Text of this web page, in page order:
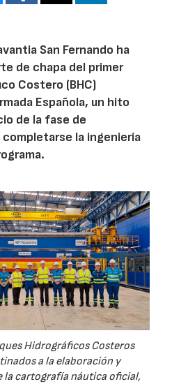
San Fernando ha
de chapa del primer
Costero (BHC)
Española, un hito
de la fase de
la ingeniería
Hidrográficos Costeros
a la elaboración y
la cartografía náutica oficial,